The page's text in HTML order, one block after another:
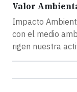
Valor
Impacto
con el medio
rigen nuestra